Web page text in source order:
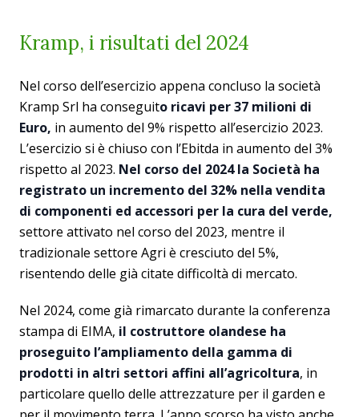
Kramp, i risultati del 2024
Nel corso dell’esercizio appena concluso la società
Kramp Srl ha conseguito ricavi per 37 milioni di
Euro, in aumento del 9% rispetto all’esercizio 2023.
L’esercizio si è chiuso con l’Ebitda in aumento del 3%
rispetto al 2023. Nel corso del 2024 la Società ha
registrato un incremento del 32% nella vendita
di componenti ed accessori per la cura del verde,
settore attivato nel corso del 2023, mentre il
tradizionale settore Agri è cresciuto del 5%,
risentendo delle già citate difficoltà di mercato.
Nel 2024, come già rimarcato durante la conferenza
stampa di EIMA, il costruttore olandese ha
proseguito l’ampliamento della gamma di
prodotti in altri settori affini all’agricoltura, in
particolare quello delle attrezzature per il garden e